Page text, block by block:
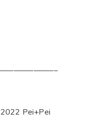
2022 Pei+Pei